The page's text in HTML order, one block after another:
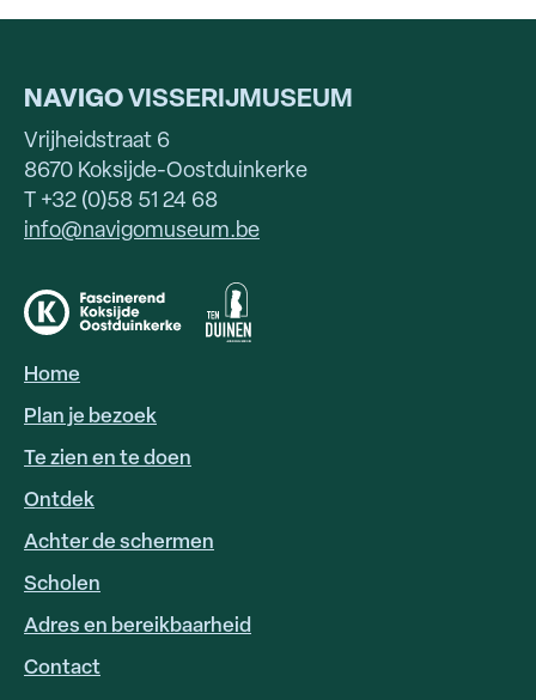
NAVIGOVISSERIJMUSEUM
Vrijheidstraat 6
8670 Koksijde-Oostduinkerke
T +32 (0)58 51 24 68
info@navigomuseum.be
HOOFDNAVIGATIE
Home
Plan je bezoek
Te zien en te doen
Ontdek
Achter de schermen
Scholen
FOOTER
LINKS
Adres en bereikbaarheid
Contact